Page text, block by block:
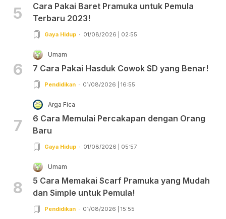
5
Cara Pakai Baret Pramuka untuk Pemula
Terbaru 2023!
Gaya Hidup 01/08/2026 | 02:55
6
Umam
7 Cara Pakai Hasduk Cowok SD yang Benar!
Pendidikan 01/08/2026 | 16:55
7
Arga Fica
6 Cara Memulai Percakapan dengan Orang
Baru
Gaya Hidup 01/08/2026 | 05:57
8
Umam
5 Cara Memakai Scarf Pramuka yang Mudah
dan Simple untuk Pemula!
Pendidikan 01/08/2026 | 15:55